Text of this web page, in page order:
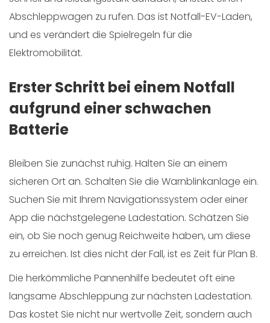
Abschleppwagen zu rufen. Das ist Notfall-EV-Laden,
und es verändert die Spielregeln für die
Elektromobilität.
Erster Schritt bei einem Notfall
aufgrund einer schwachen
Batterie
Bleiben Sie zunächst ruhig. Halten Sie an einem
sicheren Ort an. Schalten Sie die Warnblinkanlage ein.
Suchen Sie mit Ihrem Navigationssystem oder einer
App die nächstgelegene Ladestation. Schätzen Sie
ein, ob Sie noch genug Reichweite haben, um diese
zu erreichen. Ist dies nicht der Fall, ist es Zeit für Plan B.
Die herkömmliche Pannenhilfe bedeutet oft eine
langsame Abschleppung zur nächsten Ladestation.
Das kostet Sie nicht nur wertvolle Zeit, sondern auch